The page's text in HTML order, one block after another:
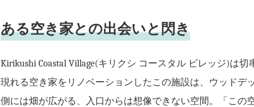
ある空き家との出会いと閃き
Kirikushi Coastal Village(キリクシ コースタル ビレッジ)は
現れる空き家をリノベーションしたこの施設は、ウッドデ
側には畑が広がる、入口からは想像できない空間。「この